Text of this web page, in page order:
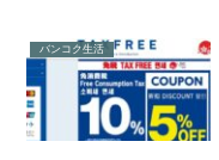
バンコク生活